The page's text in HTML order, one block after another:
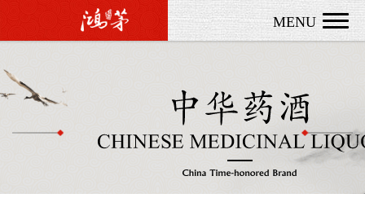
MENU